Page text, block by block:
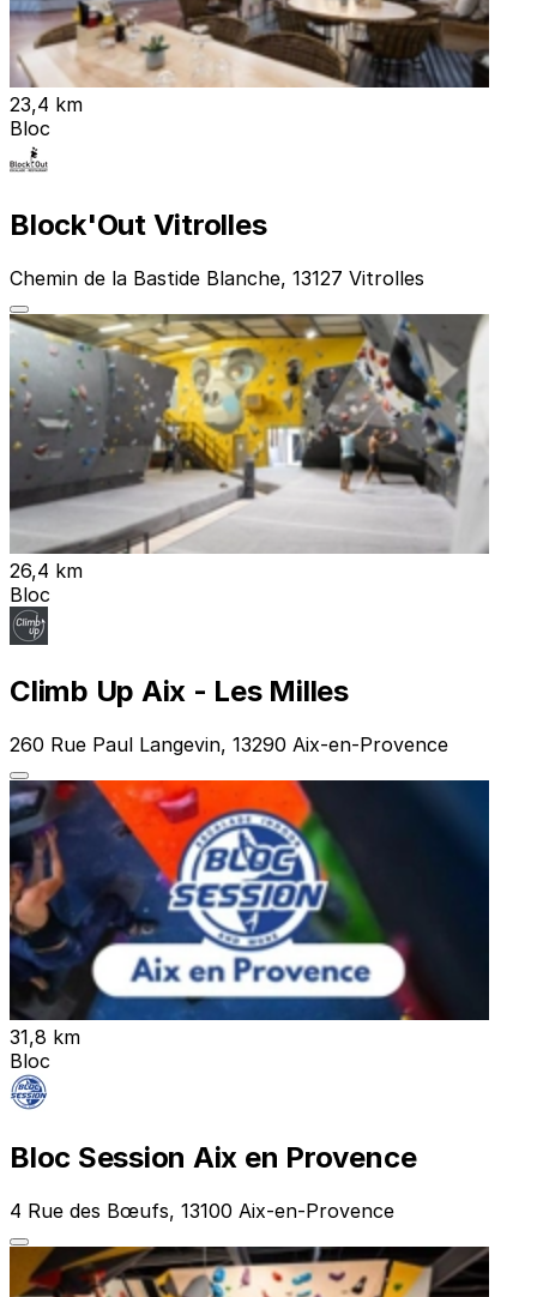
23,4 km
Bloc
Block'Out Vitrolles
Chemin de la Bastide Blanche, 13127 Vitrolles
26,4 km
Bloc
Climb Up Aix - Les Milles
260 Rue Paul Langevin, 13290 Aix-en-Provence
31,8 km
Bloc
Bloc Session Aix en Provence
4 Rue des Bœufs, 13100 Aix-en-Provence